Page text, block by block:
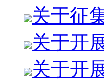
关于征
关于开
关于开